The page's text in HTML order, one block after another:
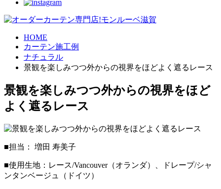
HOME
カーテン施工例
ナチュラル
景観を楽しみつつ外からの視界をほどよく遮るレース
景観を楽しみつつ外からの視界をほど
よく遮るレース
■担当： 増田 寿美子
■使用生地：レース/Vancouver（オランダ）、ドレープ/シャ
ンタンベージュ（ドイツ）